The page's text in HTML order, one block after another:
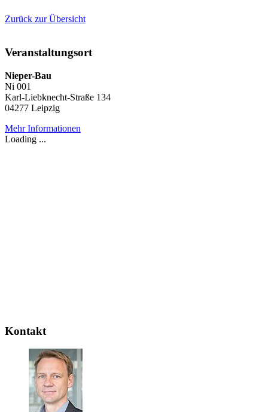
Zurück zur Übersicht
Veranstaltungsort
Nieper-Bau
Ni 001
Karl-Liebknecht-Straße 134
04277 Leipzig
Mehr Informationen
Loading ...
Kontakt